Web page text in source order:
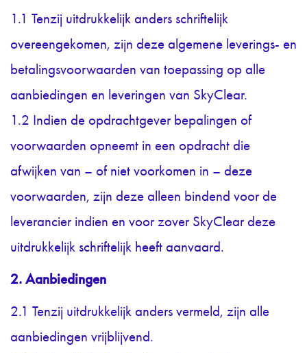
1.1 Tenzij uitdrukkelijk anders schriftelijk
overeengekomen, zijn deze algemene leverings- en
betalingsvoorwaarden van toepassing op alle
aanbiedingen en leveringen van SkyClear.
1.2 Indien de opdrachtgever bepalingen of
voorwaarden opneemt in een opdracht die
afwijken van – of niet voorkomen in – deze
voorwaarden, zijn deze alleen bindend voor de
leverancier indien en voor zover SkyClear deze
uitdrukkelijk schriftelijk heeft aanvaard.
2. Aanbiedingen
2.1 Tenzij uitdrukkelijk anders vermeld, zijn alle
aanbiedingen vrijblijvend.